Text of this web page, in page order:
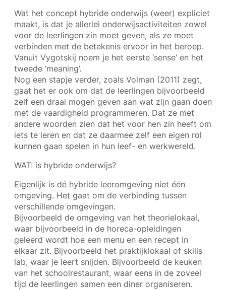
Wat het concept hybride onderwijs (weer) expliciet
maakt, is dat je allerlei onderwijsactiviteiten zowel
voor de leerlingen zin moet geven, als ze moet
verbinden met de betekenis ervoor in het beroep.
Vanuit Vygotskij noem je het eerste ‘sense’ en het
tweede ‘meaning’.
Nog een stapje verder, zoals Volman (2011) zegt,
gaat het er ook om dat de leerlingen bijvoorbeeld
zelf een draai mogen geven aan wat zijn gaan doen
met de vaardigheid programmeren. Dat ze met
andere woorden zien dat het voor hen zin heeft om
iets te leren en dat ze daarmee zelf een eigen rol
kunnen gaan spelen in hun leef- en werkwereld.
WAT: is hybride onderwijs?
Eigenlijk is dé hybride leeromgeving niet één
omgeving. Het gaat om de verbinding tussen
verschillende omgevingen.
Bijvoorbeeld de omgeving van het theorielokaal,
waar bijvoorbeeld in de horeca-opleidingen
geleerd wordt hoe een menu en een recept in
elkaar zit. Bijvoorbeeld het praktijklokaal of skills
lab, waar je leert snijden. Bijvoorbeeld de keuken
van het schoolrestaurant, waar eens in de zoveel
tijd de leerlingen samen een diner organiseren.